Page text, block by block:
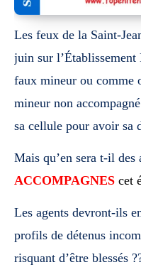
Les feux de la Saint-
juin sur
faux mineur ou comme
mineur non
sa cellule pour avoir sa
Mais qu’en sera t-il des
ACCOMPAGNES cet
Les agents devront-ils
profils de détenus
risquant d’être blessés